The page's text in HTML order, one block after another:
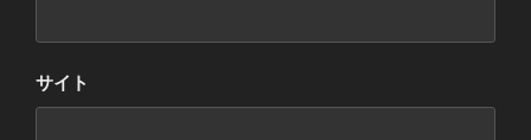
サイト